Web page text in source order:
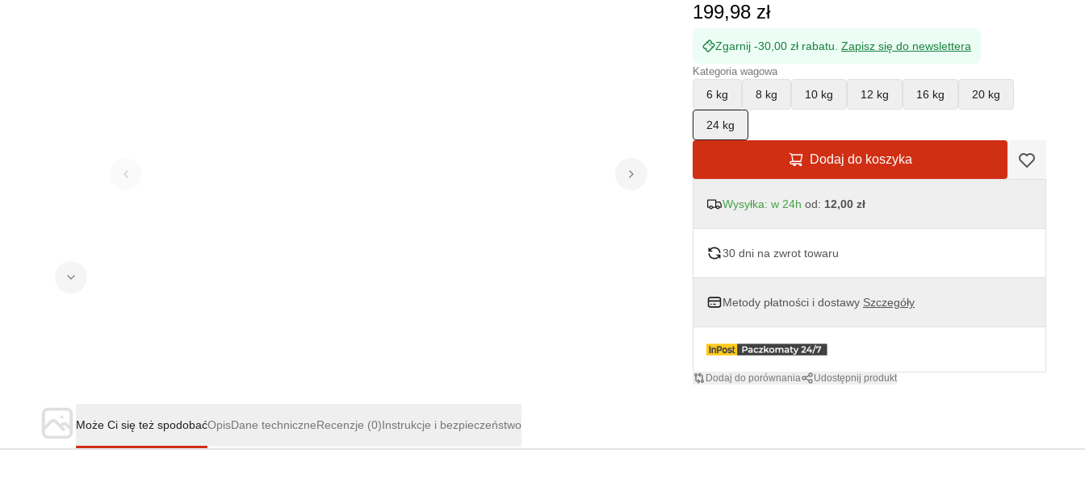
199,98 zł
Zgarnij -30,00 zł rabatu. Zapisz się do newslettera
Kategoria wagowa
6 kg 8 kg 10 kg 12 kg 16 kg 20 kg
24 kg
Dodaj do koszyka
Wysyłka: w 24h od: 12,00 zł
30 dni na zwrot towaru
Metody płatności i dostawy Szczegóły
Dodaj do porównania Udostępnij produkt
Może Ci się też spodobaćOpisDane techniczneRecenzje (0)Instrukcje i bezpieczeństwo